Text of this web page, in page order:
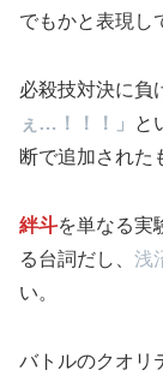
でもかと表現し
必殺技対決に負
ぇ…！！！」
と
断で追加された
絆斗を単なる実
る台詞だし、 浅
い。
バトルのクオリ